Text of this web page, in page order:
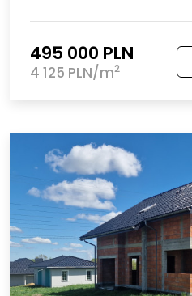
495 000 PLN
4 125 PLN/m2